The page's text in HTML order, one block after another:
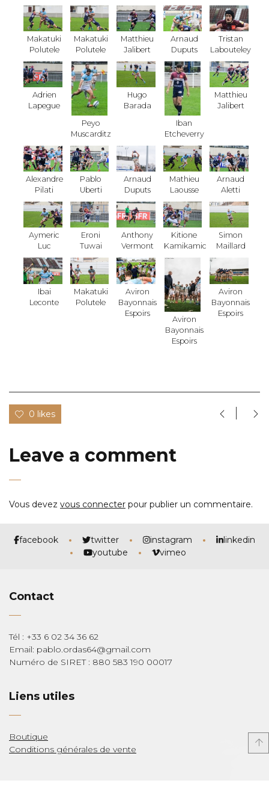
Makatuki
Polutele
Makatuki
Polutele
Matthieu
Jalibert
Arnaud
Duputs
Tristan
Labouteley
Adrien
Lapegue
Peyo
Muscarditz
Hugo
Barada
Iban
Etcheverry
Matthieu
Jalibert
Alexandre
Pilati
Pablo
Uberti
Arnaud
Duputs
Mathieu
Laousse
Arnaud
Aletti
Aymeric
Luc
Eroni
Tuwai
Anthony
Vermont
Kitione
Kamikamica
Simon
Maillard
Ibai
Leconte
Makatuki
Polutele
Aviron
Bayonnais
Espoirs
Aviron
Bayonnais
Espoirs
Aviron
Bayonnais
Espoirs
0 likes
Leave a comment
Vous devez vous connecter pour publier un commentaire.
facebook twitter instagram
linkedin
youtube
vimeo
Contact
Tél : +33 6 02 34 36 62
Email: pablo.ordas64@gmail.com
Numéro de SIRET : 880 583 190 00017
Liens utiles
Boutique
Conditions générales de vente